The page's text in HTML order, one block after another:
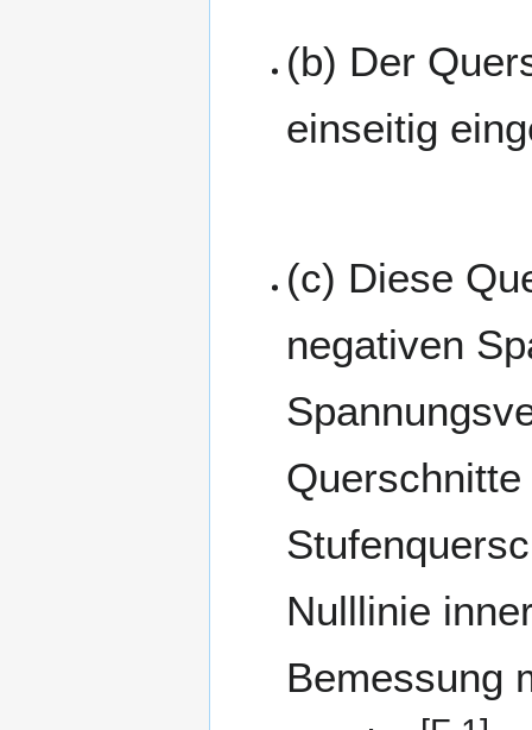
(b) Der
einseitig
(c) Diese
negativen
Nulllinie
Bemessung